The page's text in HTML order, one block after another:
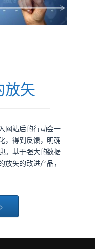
放矢
网站后的行动会一
，得到反馈，明确
。基于强大的数据
放矢的改进产品，